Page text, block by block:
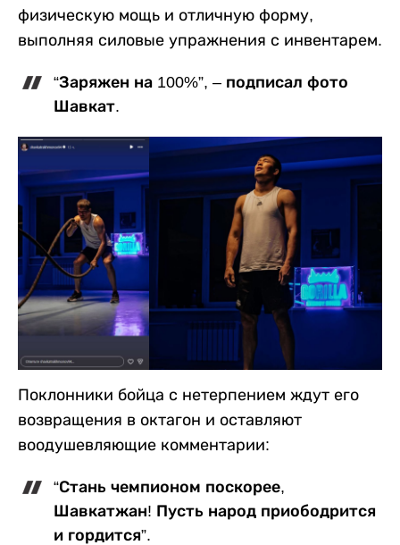
физическую мощь и отличную форму,
выполняя силовые упражнения с инвентарем.
“Заряжен на 100%”, – подписал фото
Шавкат.
Поклонники бойца с нетерпением ждут его
возвращения в октагон и оставляют
воодушевляющие комментарии:
“Стань чемпионом поскорее,
Шавкатжан! Пусть народ приободрится
и гордится”.